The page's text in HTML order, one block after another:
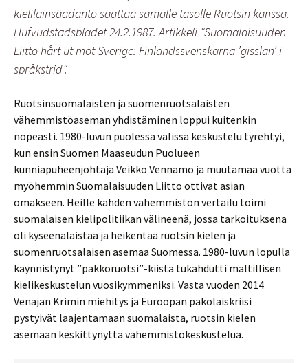
kielilainsäädäntö saattaa samalle tasolle Ruotsin kanssa.
Hufvudstadsbladet 24.2.1987. Artikkeli ”Suomalaisuuden
Liitto hårt ut mot Sverige: Finlandssvenskarna ’gisslan’ i
språkstrid”.
Ruotsinsuomalaisten ja suomenruotsalaisten
vähemmistöaseman yhdistäminen loppui kuitenkin
nopeasti. 1980-luvun puolessa välissä keskustelu tyrehtyi,
kun ensin Suomen Maaseudun Puolueen
kunniapuheenjohtaja Veikko Vennamo ja muutamaa vuotta
myöhemmin Suomalaisuuden Liitto ottivat asian
omakseen. Heille kahden vähemmistön vertailu toimi
suomalaisen kielipolitiikan välineenä, jossa tarkoituksena
oli kyseenalaistaa ja heikentää ruotsin kielen ja
suomenruotsalaisen asemaa Suomessa. 1980-luvun lopulla
käynnistynyt ”pakkoruotsi”-kiista tukahdutti maltillisen
kielikeskustelun vuosikymmeniksi. Vasta vuoden 2014
Venäjän Krimin miehitys ja Euroopan pakolaiskriisi
pystyivät laajentamaan suomalaista, ruotsin kielen
asemaan keskittynyttä vähemmistökeskustelua.